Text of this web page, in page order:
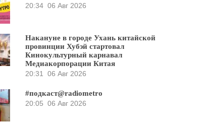
20:34 06 Авг 2026
Накануне в городе Ухань китайской
провинции Хубэй стартовал
Кинокультурный карнавал
Медиакорпорации Китая
20:31
06 Авг 2026
#подкаст@radiometro
20:05 06 Авг 2026